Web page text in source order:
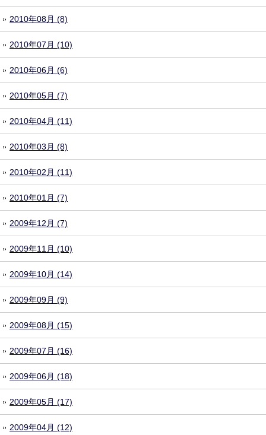
2010年08月 (8)
2010年07月 (10)
2010年06月 (6)
2010年05月 (7)
2010年04月 (11)
2010年03月 (8)
2010年02月 (11)
2010年01月 (7)
2009年12月 (7)
2009年11月 (10)
2009年10月 (14)
2009年09月 (9)
2009年08月 (15)
2009年07月 (16)
2009年06月 (18)
2009年05月 (17)
2009年04月 (12)